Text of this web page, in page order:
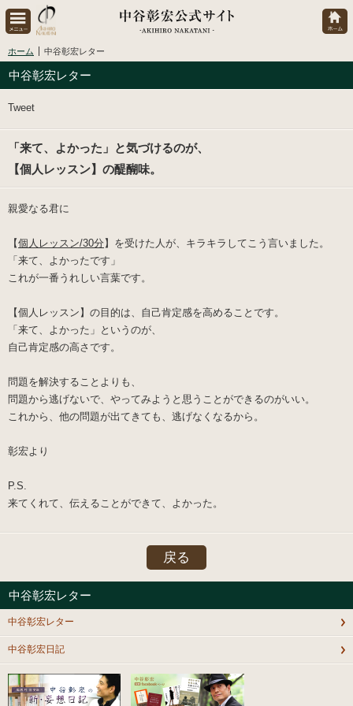
ホーム 中谷彰宏レター
中谷彰宏レター
Tweet
「来て、よかった」と気づけるのが、
【個人レッスン】の醍醐味。
親愛なる君に
【個人レッスン/30分 】を受けた人が、キラキラしてこう言いました。
「 来て、よかったです 」
これが一番うれしい言葉です。
【個人レッスン】の目的は、自己肯定感を高めることです。
「 来て、よかった 」というのが、
自己肯定感の高さです。
問題を解決することよりも、
問題から逃げないで、やってみようと思うことができるのがいい。
これから、他の問題が出てきても、逃げなくなるから。
彰宏より
P.S.
来てくれて、伝えることができて、よかった。
戻る
中谷彰宏レター
中谷彰宏レター
中谷彰宏日記